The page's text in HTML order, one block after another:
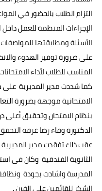
التزام الطلاب بالحضور في
الإجراءات المنظمة للعمل
الأسئلة ومطابقتها
على ضرورة توفير الهدوء
المناسب للطلاب لأداء
كما شددت مدير المديرية على
الامتحانية موجهة بضرورة
بنظام الامتحان وتحقيق أعلى
الدكتورة وفاء رضا غرفة
عقب ذلك تفقدت مدير
الثانوية الفندقية وكان فى
المدرسة واشادت بجودة